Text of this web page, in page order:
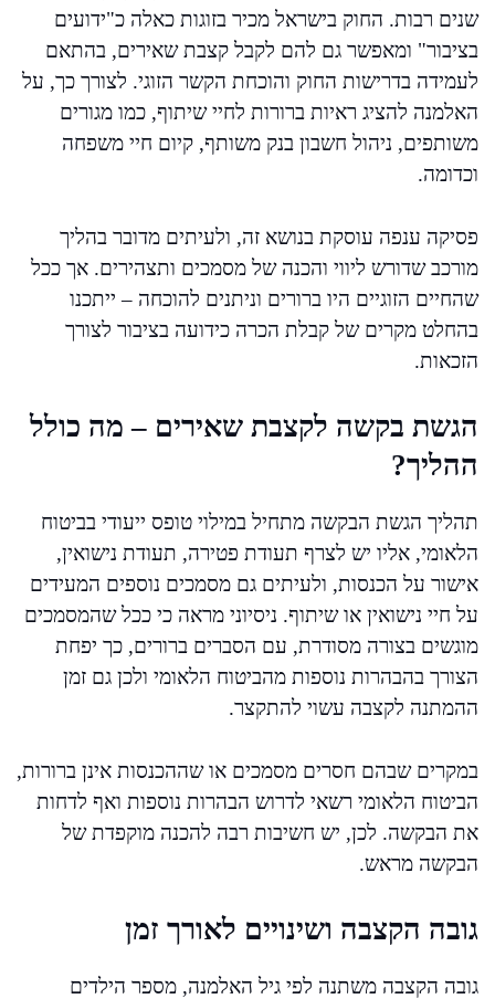
שנים רבות. החוק בישראל מכיר בזוגות כאלה כ"ידועים
בציבור" ומאפשר גם להם לקבל קצבת שאירים, בהתאם
לעמידה בדרישות החוק והוכחת הקשר הזוגי. לצורך כך, על
האלמנה להציג ראיות ברורות לחיי שיתוף, כמו מגורים
משותפים, ניהול חשבון בנק משותף, קיום חיי משפחה
וכדומה.
פסיקה ענפה עוסקת בנושא זה, ולעיתים מדובר בהליך
מורכב שדורש ליווי והכנה של מסמכים ותצהירים. אך ככל
שהחיים הזוגיים היו ברורים וניתנים להוכחה – ייתכנו
בהחלט מקרים של קבלת הכרה כידועה בציבור לצורך
הזכאות.
הגשת בקשה לקצבת שאירים – מה כולל
ההליך?
תהליך הגשת הבקשה מתחיל במילוי טופס ייעודי בביטוח
הלאומי, אליו יש לצרף תעודת פטירה, תעודת נישואין,
אישור על הכנסות, ולעיתים גם מסמכים נוספים המעידים
על חיי נישואין או שיתוף. ניסיוני מראה כי ככל שהמסמכים
מוגשים בצורה מסודרת, עם הסברים ברורים, כך יפחת
הצורך בהבהרות נוספות מהביטוח הלאומי ולכן גם זמן
ההמתנה לקצבה עשוי להתקצר.
במקרים שבהם חסרים מסמכים או שההכנסות אינן ברורות,
הביטוח הלאומי רשאי לדרוש הבהרות נוספות ואף לדחות
את הבקשה. לכן, יש חשיבות רבה להכנה מוקפדת של
הבקשה מראש.
גובה הקצבה ושינויים לאורך זמן
גובה הקצבה משתנה לפי גיל האלמנה, מספר הילדים